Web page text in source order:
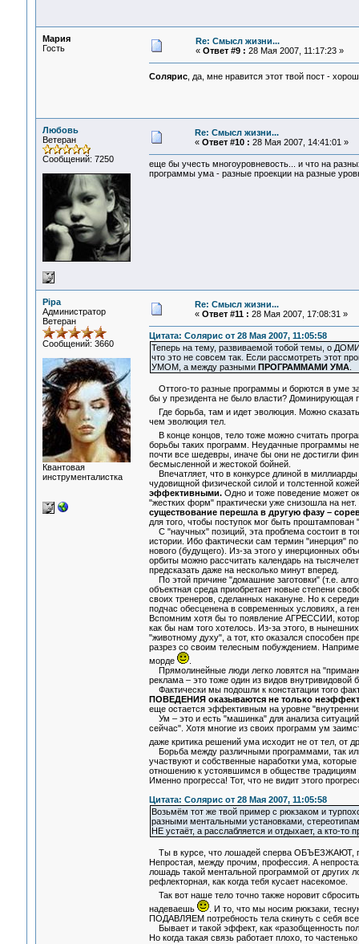
Мария
Гость
Re: Смысл жизни...
« Ответ #9 : 28 Мая 2007, 11:17:23 »
Солярис, да, мне нравится этот твой пост -
Любовь
Ветеран
Сообщений: 7250
Re: Смысл жизни...
« Ответ #10 : 28 Мая 2007, 14:41:01 »
еще бы учесть многоуровневость... и что на
программы ума - разные проекции на разные
Pipa
Администратор
Ветеран
Сообщений: 3660
Квантовая
инструменталистка
Re: Смысл жизни...
« Ответ #11 : 28 Мая 2007, 17:08:31 »
Цитата: Солярис от 28 Мая 2007, 11:05:58
Теперь на тему, развиваемой тобой темы, о
что это не совсем так. Если рассмотреть этот
УМОМ, а между разными ПРОГРАММАМИ УМА.
Оттого-то разные программы и борются в уме
бы у президента не было власти? Доминирующая
Где борьба, там и идет эволюция. Можно
чем эволюция тел.
В конце концов, тело тоже можно считать
борьбы таких программ. Неудачные программы
почти все шедевры, иначе бы они не достигли
бесмысленной и жестокой бойней.
Впечатляет, что в конкурсе длиной в
чудовищной физической силой и толстенной
эффективными.Одно и тоже поведение может
"жестких форм" практически уже снизошла на
существование перешла в другую фазу –
для того, чтобы поступок мог быть проштампован
С "научных" позиций, эта проблема состоит в
истории. Ибо фактически сам термин "инерция"
нового (будущего). Из-за этого у инерционных
орбиты можно рассчитать календарь на
предсказать даже на несколько минут вперед.
По этой причине "домашние заготовки" (т.е.
объектная среда приобретает новые степени
своих тренеров, сделанных накануне. Но к
подчас обесценена в современных условиях, а
Вспомним хотя бы то появление АГРЕССИИ,
как бы нам того хотелось. Из-за этого, в
"животному духу", а тот, кто оказался способен
разрез со своим телесным побуждением.
морде
.
Прямолинейные люди легко ловятся на
реклама – это тоже один из видов внутривидовой
Фактически мы подошли к констатации того
ПОВЕДЕНИЯ оказываются не только
еще остается эффективным на уровне
Ум – это и есть "машинка" для анализа
сейчас". Хотя многие из своих программ ум
даже критика решений ума исходит не от тел, от
Борьба между различными программами, так
участвуют и собственные наработки ума,
отношению к устоявшимся в обществе традициям
Именно прогресса! Тот, что не видит этого
Цитата: Солярис от 28 Мая 2007, 11:05:58
Возьмём тот же твой пример с рюкзаком и
разными ментальными установками,
НЕ устаёт, а расслабляется и отдыхает, а кто-то
Ты в курсе, что лошадей сперва ОБЪЕЗЖАЮТ,
Непростая, между прочим, профессия. А
лошадь такой ментальной программой от
рефлекторная, как когда тебя кусает насекомое.
Так вот наше тело точно также норовит
надеваешь
. И то, что мы носим рюкзаки,
ПОДАВЛЯЕМ потребность тела скинуть с себя все
Бывает и такой эффект, как «разобщенность
Но когда такая связь работает плохо, то